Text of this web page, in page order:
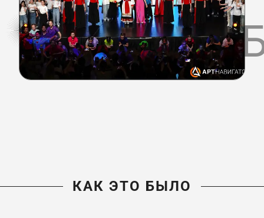
КАК ЭТО
КАК ЭТО БЫЛО